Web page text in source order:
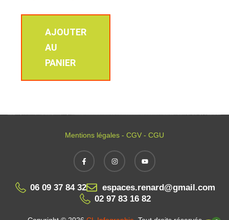
AJOUTER
AU
PANIER
Mentions légales - CGV - CGU
06 09 37 84 32
espaces.renard@gmail.com
02 97 83 16 82